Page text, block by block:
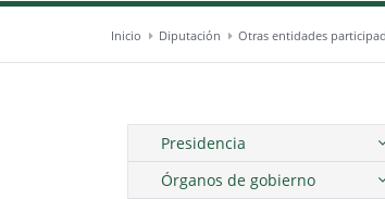
Inicio Diputación Otras entidades
Presidencia
Órganos de gobierno